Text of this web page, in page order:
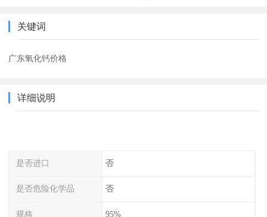
关键词
广东氧化钙价格
详细说明
是否进口 否
是否危险化学品 否
规格 95%